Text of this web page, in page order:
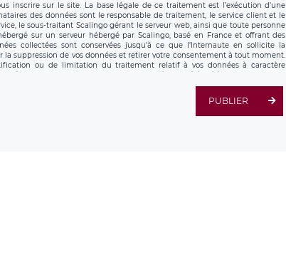
inscrire sur le site. La base légale de ce traitement est l’exécution d’une
des données sont le responsable de traitement, le service client et le
le sous-traitant Scalingo gérant le serveur web, ainsi que toute personne
sur un serveur hébergé par Scalingo, basé en France et offrant des
collectées sont conservées jusqu’à ce que l’Internaute en sollicite la
suppression de vos données et retirer votre consentement à tout moment.
ou de limitation du traitement relatif à vos données à caractère
Vous pouvez exercer ces droits auprès du délégué à la protection des
de LÉGAVOX et est joignable à l’adresse mail suivante :
est la société LÉGAVOX, sis 9 rue Léopold Sédar Senghor, joignable à
avez également le droit d’introduire une réclamation auprès d’une autorité
PUBLIER